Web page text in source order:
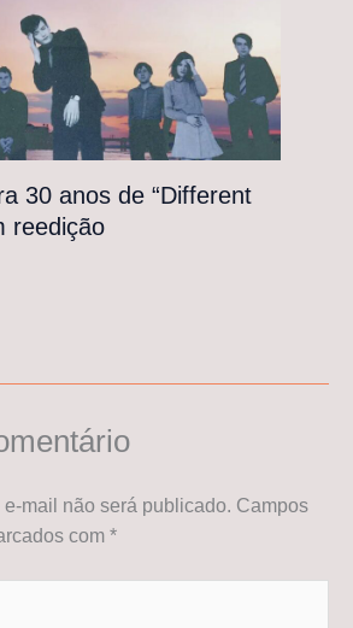
30 anos de “Different
reedição
mail não será publicado. Campos
com *